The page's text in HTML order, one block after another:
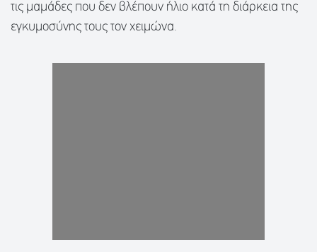
τις μαμάδες που δεν βλέπουν ήλιο κατά τη διάρκεια της
εγκυμοσύνης τους τον χειμώνα.